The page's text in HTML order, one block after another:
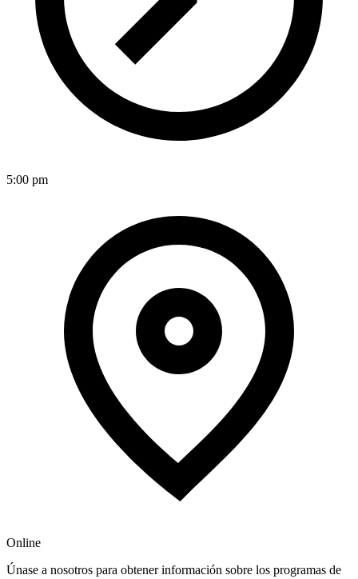
5:00 pm
Online
Únase a nosotros para obtener información sobre los programas de